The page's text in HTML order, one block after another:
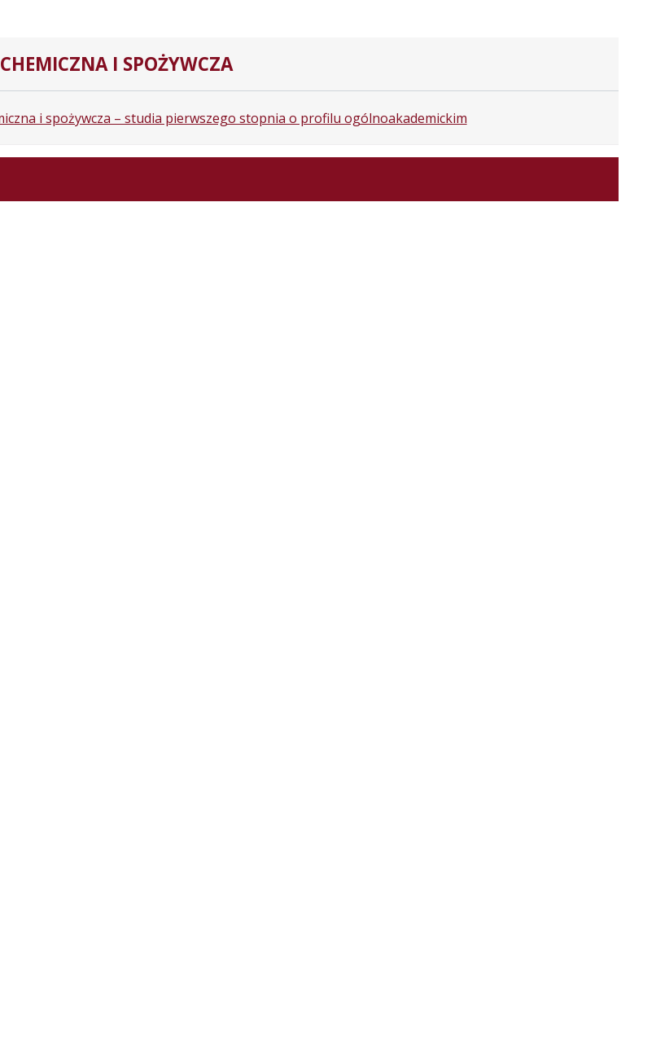
I SPOŻYWCZA
i spożywcza – studia pierwszego stopnia o profilu ogólnoakademickim